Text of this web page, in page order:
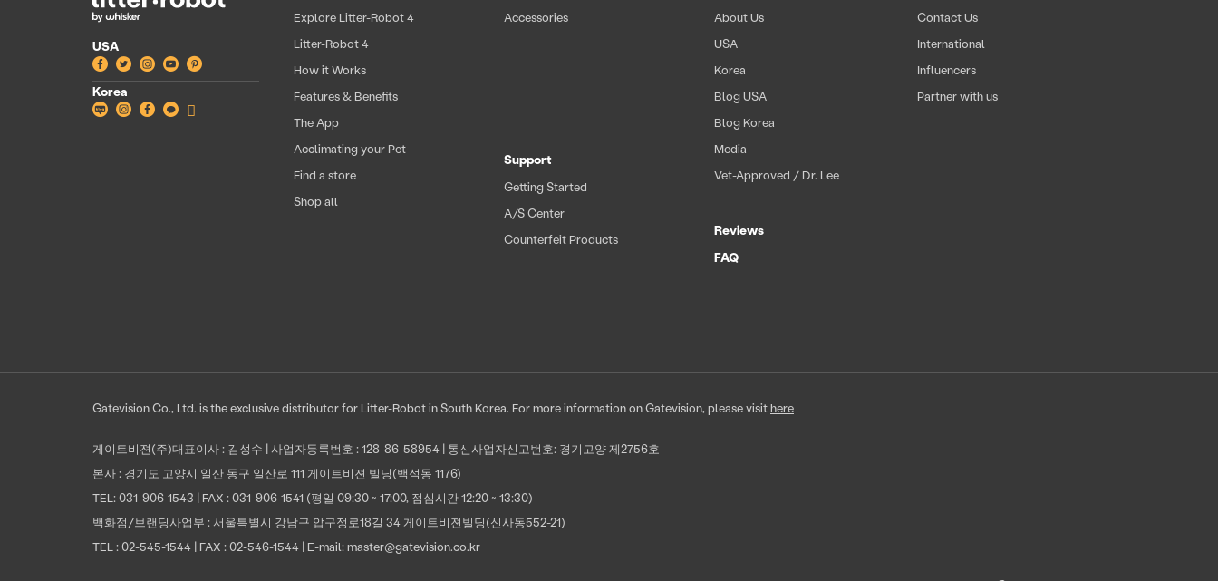
USA
Facebook
TwitterInstagram
YouTubePinterest
Korea
BlogInstagram
Facebook
Facebook
Explore Litter-Robot 4
Litter-Robot 4
How it Works
Features & Benefits
The App
Acclimating your Pet
Find a store
Shop all
Accessories
Support
Getting Started
A/S Center
Counterfeit Products
About Us
USA
Korea
Blog USA
Blog Korea
Media
Vet-Approved / Dr. Lee
Contact Us
International
Influencers
Partner with us
Reviews
FAQ
Gatevision Co., Ltd. is the exclusive distributor for Litter-Robot in South Korea. For more information on Gatevision, please visithere
게이트비젼(주)대표이사 : 김성수 | 사업자등록번호 : 128-86-58954 | 통신사업자신고번호: 경기고양 제2756호
본사 : 경기도 고양시 일산 동구 일산로 111 게이트비젼 빌딩(백석동 1176)
TEL:031-906-1543 | FAX : 031-906-1541 (평일 09:30 ~ 17:00, 점심시간 12:20 ~ 13:30)
백화점/브랜딩사업부 : 서울특별시 강남구 압구정로18길 34 게이트비젼빌딩(신사동552-21)
TEL :02-545-1544 | FAX : 02-546-1544 | E-mail:master@gatevision.co.kr